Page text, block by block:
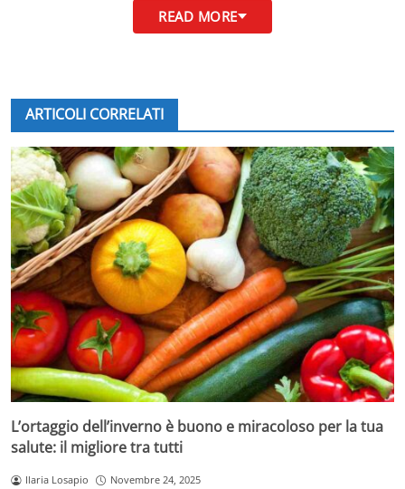
è particolarmente ricca di
A, C e del gruppo B, nutrienti essenziali per il
che favoriscono la regolarità intestinale e
contribuiscono a mantenere un equilibrio metabolico
salutare. Non meno importanti sono gliantiossidanti,
come laquercetina, noti per la loro azione protettiva
contro patologie degenerative e disturbi respiratori.
Studi recenti evidenziano anche la presenza di
triterpenoidinella buccia della mela biologica, composti
naturali associati a potenziali proprietà antitumorali e
benefici per la salute metabolica. A titolo
esemplificativo, una mela con la buccia apporta più del
doppio delle fibre rispetto a una mela sbucciata: 4,3
grammi contro 2 grammi circa. Questo incremento si
traduce in un migliore supporto per la digestione e la
prevenzione di malattie croniche.
READ MORE
ARTICOLI CORRELATI
L’ortaggio dell’inverno è buono e miracoloso per la tua
salute: il migliore tra tutti
Ilaria Losapio Novembre 24, 2025